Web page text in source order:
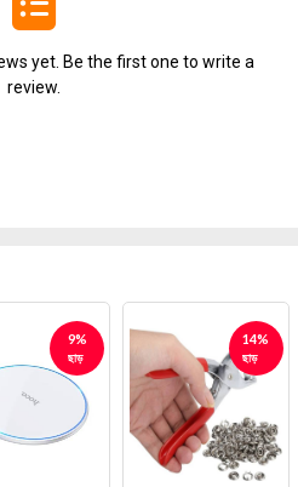
yet. Be the first one to write a
review.
9%
ছাড়
14%
ছাড়